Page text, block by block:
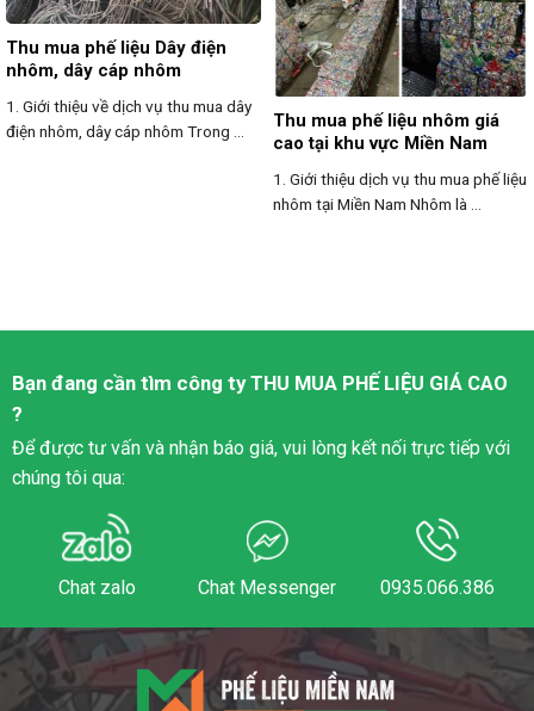
Thu mua phế liệu Dây điện
nhôm, dây cáp nhôm
1. Giới thiệu về dịch vụ thu mua dây
điện nhôm, dây cáp nhôm Trong ...
Thu mua phế liệu nhôm giá
cao tại khu vực Miền Nam
1. Giới thiệu dịch vụ thu mua phế liệu
nhôm tại Miền Nam Nhôm là ...
Bạn đang cần tìm công tyTHU MUA PHẾ LIỆU GIÁ CAO
?
Để được tư vấn và nhận báo giá, vui lòng kết nối trực tiếp với
chúng tôi qua:
Chat zalo Chat Messenger 0935.066.386